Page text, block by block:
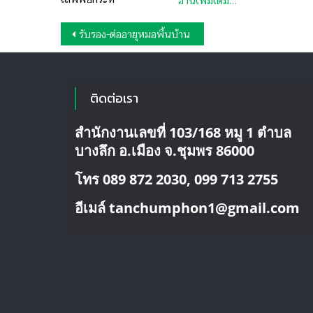
แนะแนว
เรื่อง
รับรอง-ต่ออายุหมอพื้นบ้าน
ติดต่อเรา
สำนักงานเลขที่ 103/168 หมู 1 ตำบล
บางลึก อ.เมือง จ.ชุมพร 86000
โทร 089 872 2030, 099 713 2755
อีเมล์ tanchumphon1@gmail.com